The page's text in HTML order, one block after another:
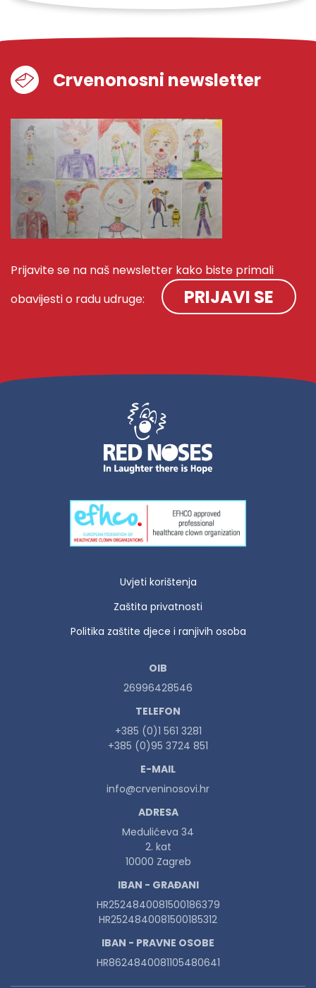
Crvenonosni newsletter
Prijavite se na naš newsletter kako biste primali
obavijesti o radu udruge:
PRIJAVI SE
Uvjeti korištenja
Zaštita privatnosti
Politika zaštite djece i ranjivih osoba
OIB
26996428546
TELEFON
+385 (0)1 561 3281
+385 (0)95 3724 851
E-MAIL
info@crveninosovi.hr
ADRESA
Medulićeva 34
2. kat
10000 Zagreb
IBAN - GRAĐANI
HR2524840081500186379
HR2524840081500185312
IBAN - PRAVNE OSOBE
HR8624840081105480641